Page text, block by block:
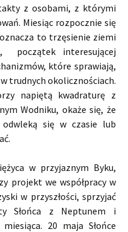
z osobami, z którymi
Miesiąc rozpocznie się
to trzęsienie ziemi
początek interesującej
które sprawiają,
trudnych okolicznościach.
napiętą kwadraturę z
Wodniku, okaże się, że
się w czasie lub
w przyjaznym Byku,
projekt we współpracy w
w przyszłości, sprzyjać
Słońca z Neptunem i
20 maja Słońce